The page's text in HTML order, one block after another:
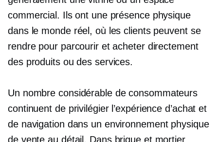
commercial. Ils ont une présence physique
dans le monde réel, où les clients peuvent se
rendre pour parcourir et acheter directement
des produits ou des services.
Un nombre considérable de consommateurs
continuent de privilégier l’expérience d’achat et
de navigation dans un environnement physique
de vente au détail. Dans brique et mortier